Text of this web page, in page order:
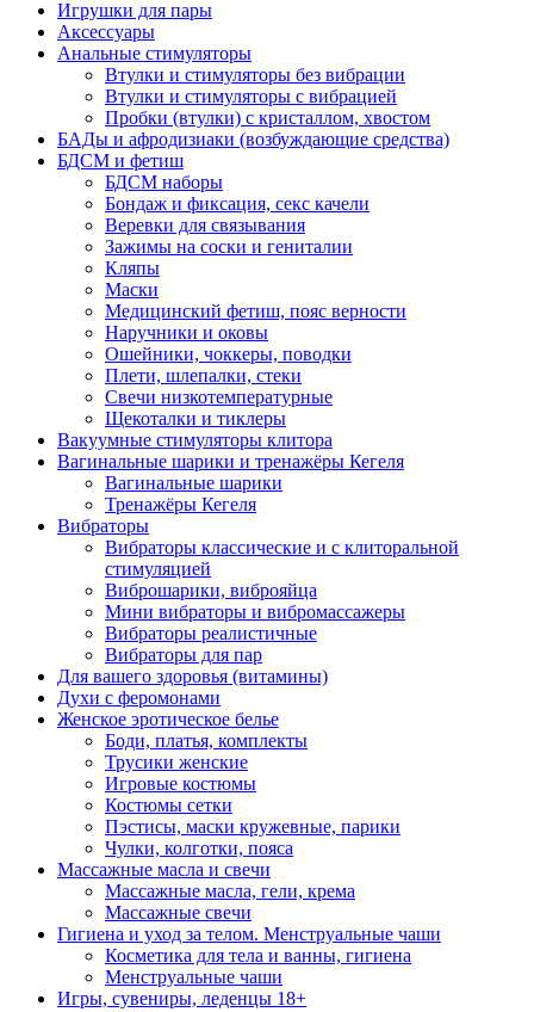
Игрушки для пары
Аксессуары
Анальные стимуляторы
Втулки и стимуляторы без вибрации
Втулки и стимуляторы с вибрацией
Пробки (втулки) с кристаллом, хвостом
БАДы и афродизиаки (возбуждающие средства)
БДСМ и фетиш
БДСМ наборы
Бондаж и фиксация, секс качели
Веревки для связывания
Зажимы на соски и гениталии
Кляпы
Маски
Медицинский фетиш, пояс верности
Наручники и оковы
Ошейники, чоккеры, поводки
Плети, шлепалки, стеки
Свечи низкотемпературные
Щекоталки и тиклеры
Вакуумные стимуляторы клитора
Вагинальные шарики и тренажёры Кегеля
Вагинальные шарики
Тренажёры Кегеля
Вибраторы
Вибраторы классические и с клиторальной
стимуляцией
Виброшарики, виброяйца
Мини вибраторы и вибромассажеры
Вибраторы реалистичные
Вибраторы для пар
Для вашего здоровья (витамины)
Духи с феромонами
Женское эротическое белье
Боди, платья, комплекты
Трусики женские
Игровые костюмы
Костюмы сетки
Пэстисы, маски кружевные, парики
Чулки, колготки, пояса
Массажные масла и свечи
Массажные масла, гели, крема
Массажные свечи
Гигиена и уход за телом. Менструальные чаши
Косметика для тела и ванны, гигиена
Менструальные чаши
Игры, сувениры, леденцы 18+